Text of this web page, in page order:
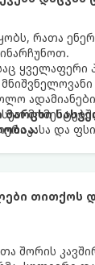
რათა
ყველაფერი
და
მარცხი
თითქოს
შორის